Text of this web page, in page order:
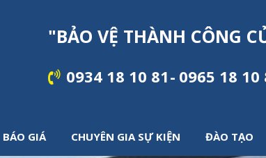
"BẢO VỆ THÀNH CÔNG C
0934 18 10 81 0965 18 10
BÁO GIÁ CHUYÊN GIA SỰ KIỆN ĐÀO TẠO